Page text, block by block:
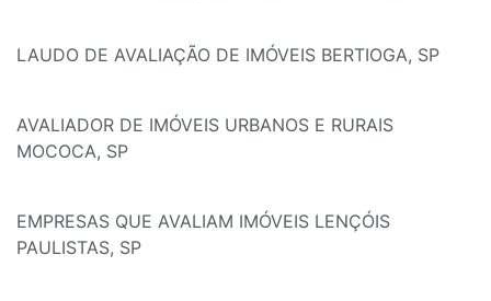
LAUDO DE AVALIAÇÃO DE IMÓVEIS BERTIOGA, SP
AVALIADOR DE IMÓVEIS URBANOS E RURAIS
MOCOCA, SP
EMPRESAS QUE AVALIAM IMÓVEIS LENÇÓIS
PAULISTAS, SP